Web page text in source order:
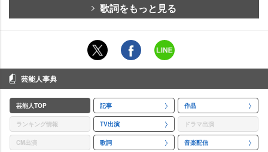
歌詞をもっと見る
芸能人事典
芸能人TOP 記事 作品
ランキング情報 TV出演 ドラマ出演
CM出演 歌詞 音楽配信